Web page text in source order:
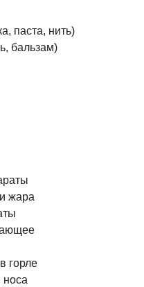
паста, нить)
бальзам)
жара
горле
носа